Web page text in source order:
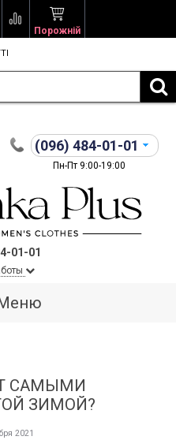
Порожній
(096) 484-01-01
Пн-Пт 9:00-19:00
01-01
САМЫМИ
ЗИМОЙ?
2021